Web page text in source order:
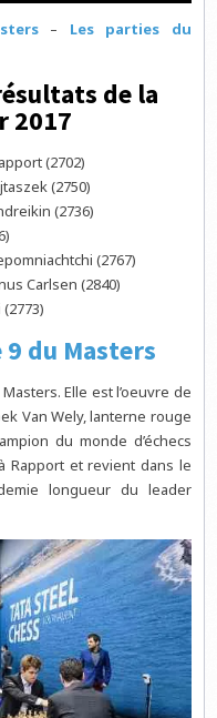
– Les parties du
de la
2017
(2702)
(2750)
(2736)
(2767)
Carlsen (2840)
du Masters
Elle est l’oeuvre de
Van Wely, lanterne rouge
du monde d’échecs
Rapport et revient dans le
longueur du leader